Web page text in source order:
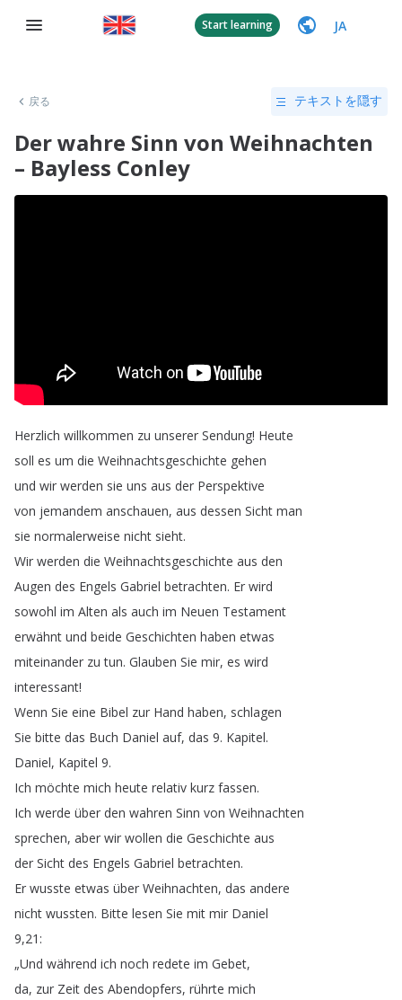
Start learning JA
戻る テキストを隠す
Der wahre Sinn von Weihnachten
– Bayless Conley
Herzlich willkommen zu unserer Sendung! Heute
soll es um die Weihnachtsgeschichte gehen
und wir werden sie uns aus der Perspektive
von jemandem anschauen, aus dessen Sicht man
sie normalerweise nicht sieht.
Wir werden die Weihnachtsgeschichte aus den
Augen des Engels Gabriel betrachten. Er wird
sowohl im Alten als auch im Neuen Testament
erwähnt und beide Geschichten haben etwas
miteinander zu tun. Glauben Sie mir, es wird
interessant!
Wenn Sie eine Bibel zur Hand haben, schlagen
Sie bitte das Buch Daniel auf, das 9. Kapitel.
Daniel, Kapitel 9.
Ich möchte mich heute relativ kurz fassen.
Ich werde über den wahren Sinn von Weihnachten
sprechen, aber wir wollen die Geschichte aus
der Sicht des Engels Gabriel betrachten.
Er wusste etwas über Weihnachten, das andere
nicht wussten. Bitte lesen Sie mit mir Daniel
9,21:
„Und während ich noch redete im Gebet,
da, zur Zeit des Abendopfers, rührte mich